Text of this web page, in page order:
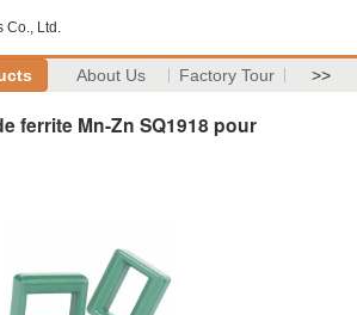
Co., Ltd.
About Us Factory Tour >>
ferrite Mn-Zn SQ1918 pour